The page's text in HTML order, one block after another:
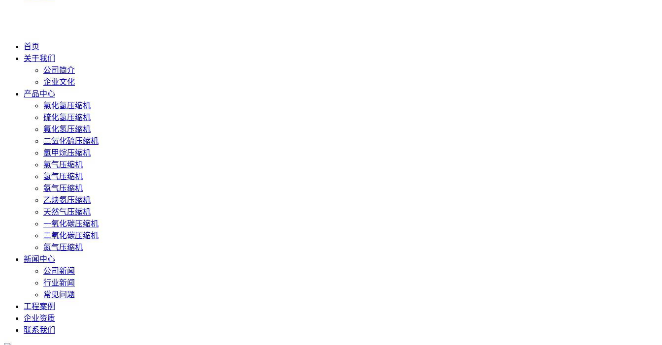
首页
关于我们
公司简介
企业文化
产品中心
氯化氢压缩机
硫化氢压缩机
氟化氢压缩机
二氧化硫压缩机
氯甲烷压缩机
氯气压缩机
氢气压缩机
氨气压缩机
乙炔氨压缩机
天然气压缩机
一氧化碳压缩机
二氧化碳压缩机
氮气压缩机
新闻中心
公司新闻
行业新闻
常见问题
工程案例
企业资质
联系我们